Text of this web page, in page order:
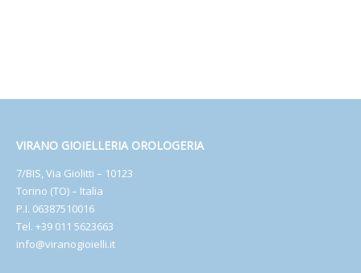
VIRANO GIOIELLERIA OROLOGERIA
7/BIS, Via Giolitti – 10123
Torino (TO) – Italia
P.I. 06387510016
Tel. +39 011 5623663
info@viranogioielli.it